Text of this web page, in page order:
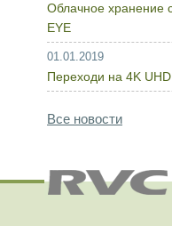
Облачное хранение
EYE
01.01.2019
Переходи на 4K UHD
Все новости